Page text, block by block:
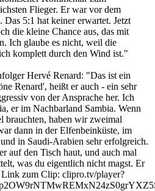
Flieger. Er war vor dem
Das 5:1 hat keiner erwartet. Jetzt
die kleine Chance aus, das mit
Ich glaube es nicht, weil die
komplett durch den Wind ist."
Hervé Renard: "Das ist ein
Renard', heißt er auch - ein sehr
von der Ansprache her. Ich
er im Nachbarland Sambia. Wenn
brauchten, haben wir zweimal
dann in der Elfenbeinküste, im
in Saudi-Arabien sehr erfolgreich.
auf den Tisch haut, und auch mal
was du eigentlich nicht magst. Er
zum Clip: clipro.tv/player?